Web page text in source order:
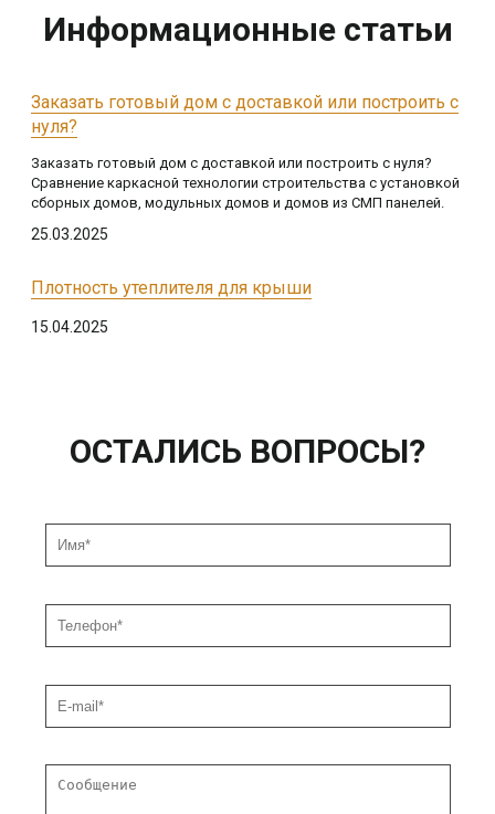
Информационные статьи
Заказать готовый дом с доставкой или построить с
нуля?
Заказать готовый дом с доставкой или построить с нуля?
Сравнение каркасной технологии строительства с установкой
сборных домов, модульных домов и домов из СМП панелей.
25.03.2025
Плотность утеплителя для крыши
15.04.2025
ОСТАЛИСЬ ВОПРОСЫ?